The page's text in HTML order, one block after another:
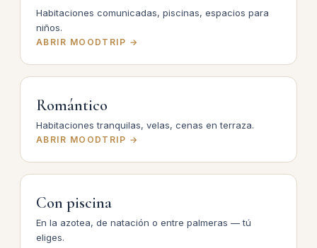
Habitaciones comunicadas, piscinas, espacios para
niños.
ABRIR MOODTRIP →
Romántico
Habitaciones tranquilas, velas, cenas en terraza.
ABRIR MOODTRIP →
Con piscina
En la azotea, de natación o entre palmeras — tú
eliges.